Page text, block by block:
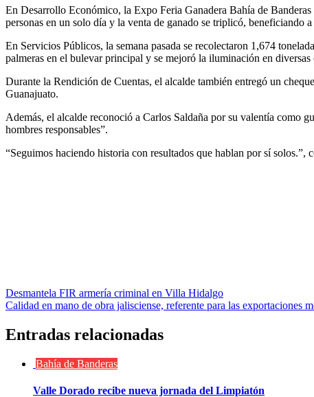
En Desarrollo Económico, la Expo Feria Ganadera Bahía de
personas en un solo día y la venta de ganado se triplicó, beneficiando
En Servicios Públicos, la semana pasada se recolectaron 1,674
palmeras en el bulevar principal y se mejoró la iluminación en diversas
Durante la Rendición de Cuentas, el alcalde también entregó un
Guanajuato.
Además, el alcalde reconoció a Carlos Saldaña por su valentía como
hombres responsables”.
“Seguimos haciendo historia con resultados que hablan por sí solos.”,
Navegación
de
entradas
Desmantela FIR armería criminal en Villa Hidalgo
Calidad en mano de obra jalisciense, referente para las
Entradas relacionadas
Bahía de Banderas
Valle Dorado recibe nueva jornada del Limpiatón